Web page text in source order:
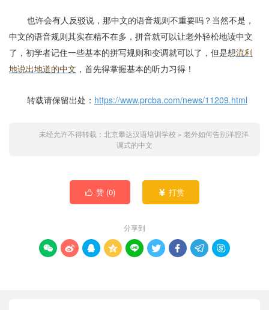
也许会有人反驳说，那中文的语音规则不重要吗？当然不是，
中文的语音规则其实在精不在多，拼音就可以让老外轻松地读中文
了，初学者记住一些基本的拼写规则和变调就可以了，但是想流利
地说出地道的中文 ，首先得掌握基本的听力习得！
转载请保留出处： https://www.prcba.com/news/11209.html
未经允许不得转载： 北京攀达汉语培训学校 » 老外如何告别洋腔洋
调式的中文
 赞 (0)  打赏
分享到
        